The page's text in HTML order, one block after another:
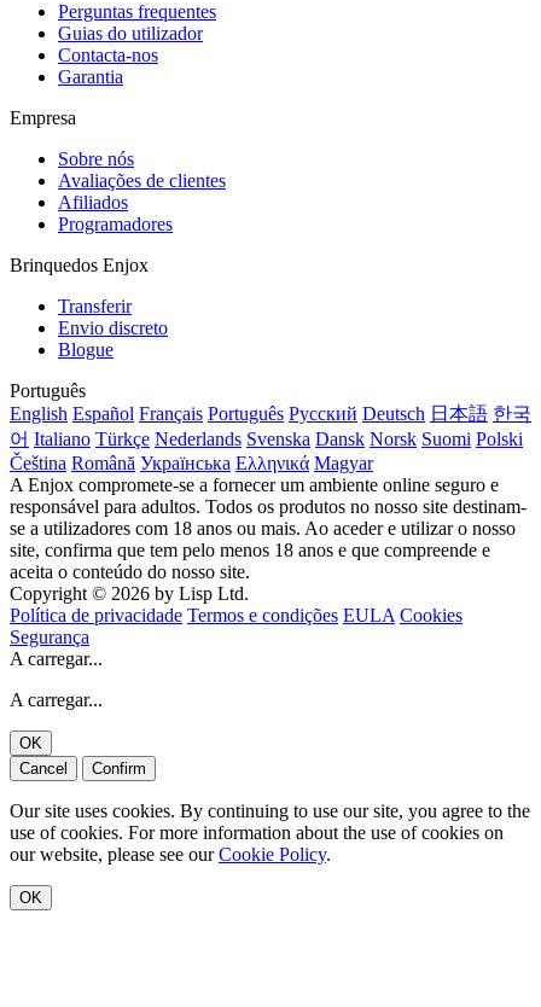
Perguntas frequentes
Guias do utilizador
Contacta-nos
Garantia
Empresa
Sobre nós
Avaliações de clientes
Afiliados
Programadores
Brinquedos Enjox
Transferir
Envio discreto
Blogue
Português
English Español Français Português Русский Deutsch 日本語 한국
어 Italiano Türkçe Nederlands Svenska Dansk Norsk Suomi Polski
Čeština Română Українська Ελληνικά Magyar
A Enjox compromete-se a fornecer um ambiente online seguro e
responsável para adultos. Todos os produtos no nosso site destinam-
se a utilizadores com 18 anos ou mais. Ao aceder e utilizar o nosso
site, confirma que tem pelo menos 18 anos e que compreende e
aceita o conteúdo do nosso site.
Copyright © 2026 by Lisp Ltd.
Política de privacidade Termos e condições EULA Cookies
Segurança
A carregar...
A carregar...
OK
Cancel
Confirm
Our site uses cookies. By continuing to use our site, you agree to the
use of cookies. For more information about the use of cookies on
our website, please see ourCookie Policy.
OK